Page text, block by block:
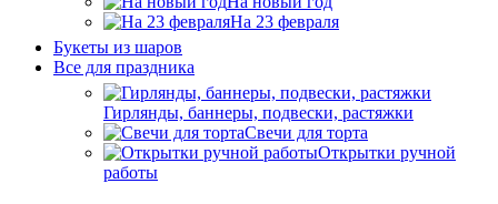
На 23 февраля
Букеты из шаров
Bсе для праздника
Гирлянды, баннеры, подвески, растяжки
Свечи для торта
Открытки ручной
работы